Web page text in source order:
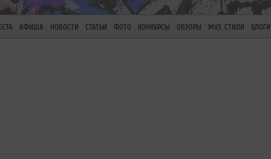
АФИША НОВОСТИ СТАТЬИ ФОТО КОНКУРСЫ ОБЗОРЫ МУЗ. СТИЛИ БЛОГИ